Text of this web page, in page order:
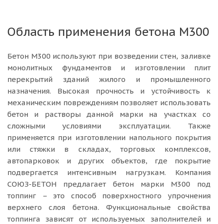
Область применения бетона М300
Бетон М300 используют при возведении стен, заливке
монолитных фундаментов и изготовлении плит
перекрытий зданий жилого и промышленного
назначения. Высокая прочность и устойчивость к
механическим повреждениям позволяет использовать
бетон и растворы данной марки на участках со
сложными условиями эксплуатации. Также
применяется при изготовлении напольного покрытия
или стяжки в складах, торговых комплексов,
автопарковок и других объектов, где покрытие
подвергается интенсивным нагрузкам. Компания
СОЮЗ-БЕТОН предлагает бетон марки М300 под
топпинг – это способ поверхностного упрочнения
верхнего слоя бетона. Функциональные свойства
топпинга зависят от используемых заполнителей и